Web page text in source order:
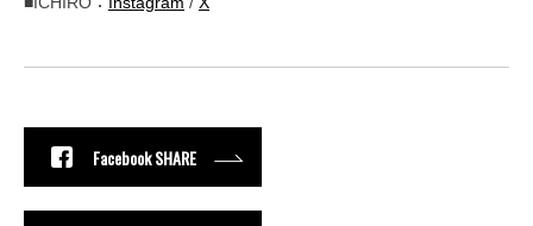
Facebook SHARE